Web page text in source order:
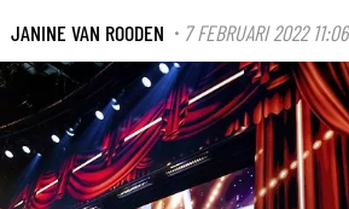
JANINE VAN ROODEN · 7 FEBRUARI 2022 11:06